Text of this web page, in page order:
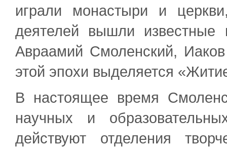
играли монастыри и
деятелей вышли известные
Авраамий Смоленский,
этой эпохи выделяется
В настоящее время
научных и
действуют отделения